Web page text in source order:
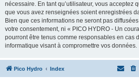
nécessaire. En tant qu’utilisateur, vous acceptez
que vous avez renseignées soient enregistrées
Bien que ces informations ne seront pas
votre consentement, ni « PICO HYDRO - Un
pourront être tenus comme responsables en cas
informatique visant à compromettre vos données.
Pico Hydro Index